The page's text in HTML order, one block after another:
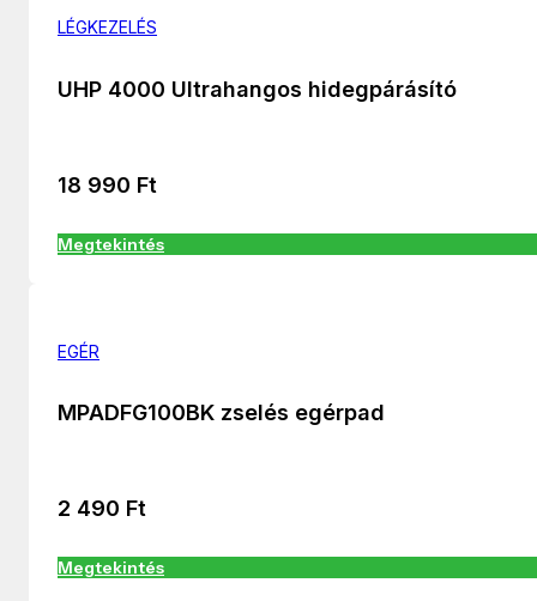
LÉGKEZELÉS
UHP 4000 Ultrahangos hidegpárásító
18 990 Ft
Megtekintés
EGÉR
MPADFG100BK zselés egérpad
2 490 Ft
Megtekintés